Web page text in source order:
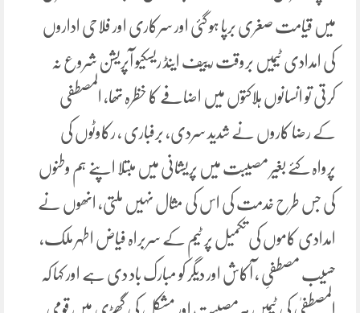
میں قیامت صغری برپا ہو گئی اور سرکاری اور فلاحی اداروں
کی امدادی ٹیمیں بروقت رییف اینڈ ریسکیو آپریشن شروع نہ
کرتی تو انسانوں ہلاکتوں میں اضافے کا خظرہ تھا، المصطفی
کے رضا کاروں نے شدید سردی، برفباری ، رکاوٹوں کی
پرواہ کئے بغیر مصیبت میں پریشانی میں مبتلا اپنے ہم وطنوں
کی جس طرح خدمت کی اس کی مثال نہیں ملتی، انھوں نے
امدادی کاموں کی تکمیل پر ٹیم کے سربراہ فیاض اطہر ملک،
حسیب مصطفیِ ، آکاش اور دیگر کو مبارک باد دی ہے اور کہا کہ
المصطفیٰ کی ٹیمیں ہرمصیبت اور مشکل کی گھڑی میں قومی